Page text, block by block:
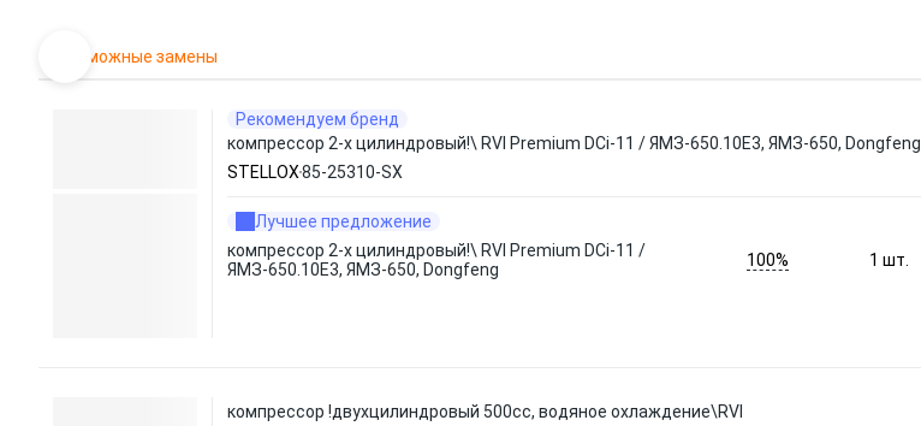
Возможные замены
Рекомендуем бренд
компрессор 2-х цилиндровый!\ RVI Premium DCi-11 / ЯМЗ-650.10E3, ЯМЗ-650, Dongfeng
STELLOX85-25310-SX
Лучшее предложение
компрессор 2-х цилиндровый!\ RVI Premium DCi-11 /
ЯМЗ-650.10E3, ЯМЗ-650, Dongfeng
100% 1шт.
компрессор !двухцилиндровый 500сс, водяное охлаждение\RVI